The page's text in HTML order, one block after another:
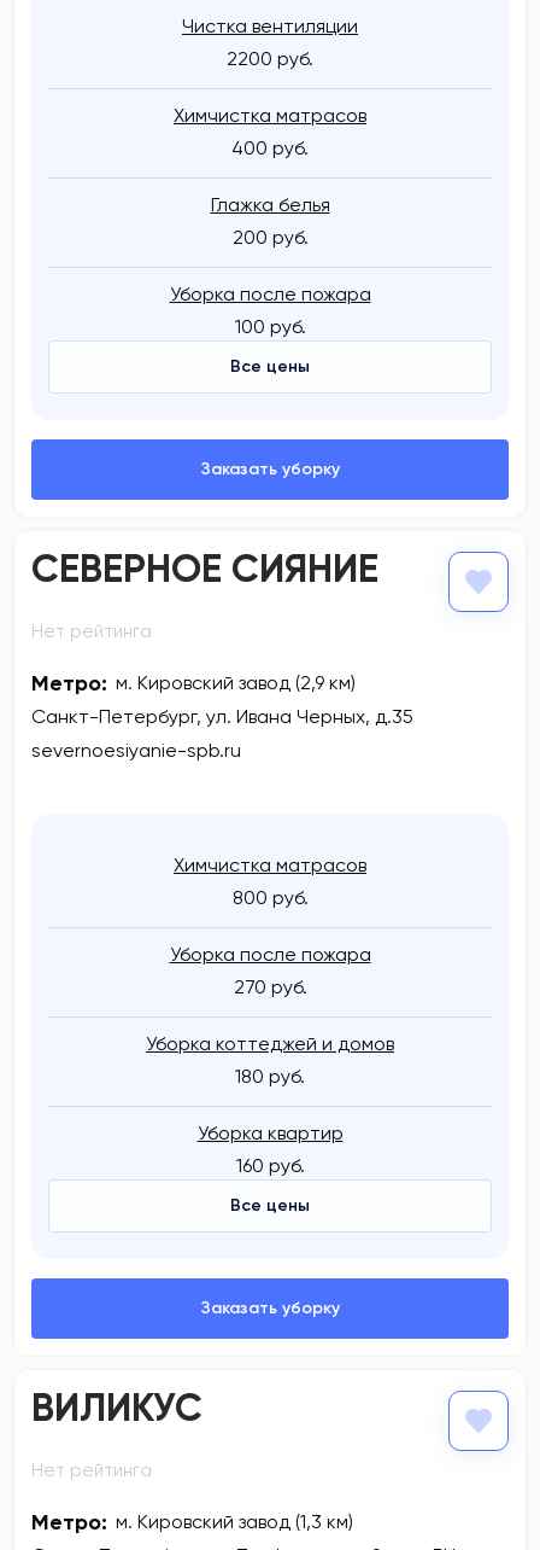
Чистка вентиляции
2200 руб.
Химчистка матрасов
400 руб.
Глажка белья
200 руб.
Уборка после пожара
100 руб.
Все цены
СЕВЕРНОЕ СИЯНИЕ
Нет рейтинга
Метро: м. Кировский завод (2,9 км)
Санкт-Петербург, ул. Ивана Черных, д.35
severnoesiyanie-spb.ru
Химчистка матрасов
800 руб.
Уборка после пожара
270 руб.
Уборка коттеджей и домов
180 руб.
Уборка квартир
160 руб.
Все цены
ВИЛИКУС
Нет рейтинга
Метро: м. Кировский завод (1,3 км)